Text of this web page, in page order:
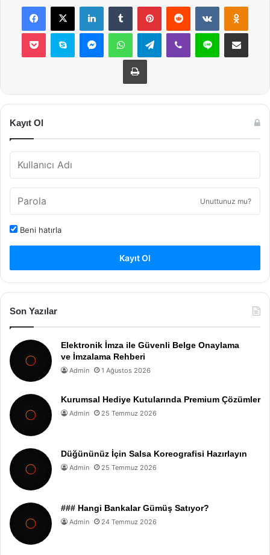
Facebook
X LinkedInTumblr PinterestReddit VKontakte
Pocket Skype MessengerWhatsAppTelegramViber Line E-Posta ile
Yazdır
Kayıt Ol
Unuttunuz mu?
Beni hatırla
Kayıt Ol
Son Yazılar
Elektronik İmza ile Güvenli Belge Onaylama
ve İmzalama Rehberi
Admin 1 Ağustos 2026
Kurumsal Hediye Kutularında Premium Çözümler
Admin 25 Temmuz 2026
Düğününüz İçin Salsa Koreografisi Hazırlayın
Admin 25 Temmuz 2026
### Hangi Bankalar Gümüş Satıyor?
Admin 24 Temmuz 2026